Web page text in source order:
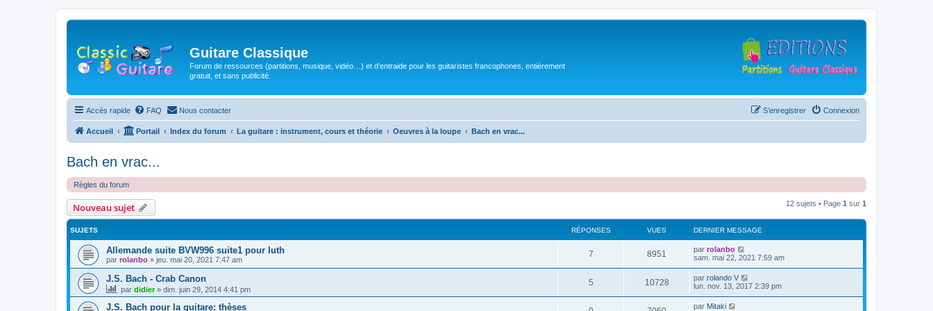
Guitare Classique
Forum de ressources (partitions, musique, vidéo…) et d'entraide pour les guitaristes francophones, entièrement
gratuit, et sans publicité.
Accès rapide FAQ Nous contacter Connexion
S’enregistrer
Accueil Portail Index du forum La guitare : instrument, cours et théorie Oeuvres à la loupe Bach en vrac...
Bach en vrac...
Règles du forum
Nouveau sujet 12 sujets • Page 1 sur 1
SUJETS RÉPONSES VUES DERNIER MESSAGE
Allemande suite BVW996 suite1 pour luth
par rolanbo » jeu. mai 20, 2021 7:47 am
7R
é
o
8951
u
s
D
e
i
e
r
m
par rolanbo
sam. mai 22, 2021 7:59 am
J.S. Bach - Crab Canon
par didier» dim. juin 29, 2014 4:41 pm
5R
é
10728V
u
D
e
par rolando V
lun. nov. 13, 2017 2:39 pm
J.S. Bach pour la guitare: thèses
D
par Mitaki